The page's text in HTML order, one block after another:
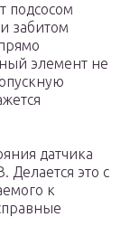
подсосом
забитом
элемент не
датчика
Делается это с
к